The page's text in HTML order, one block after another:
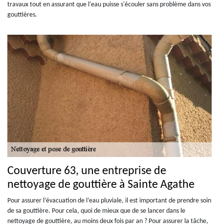
travaux tout en assurant que l'eau puisse s'écouler sans problème dans vos
gouttières.
Couverture 63, une entreprise de
nettoyage de gouttière à Sainte Agathe
Pour assurer l’évacuation de l’eau pluviale, il est important de prendre soin
de sa gouttière. Pour cela, quoi de mieux que de se lancer dans le
nettoyage de gouttière, au moins deux fois par an ? Pour assurer la tâche,